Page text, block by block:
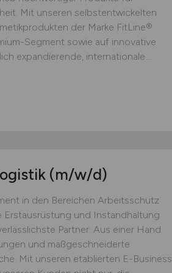
Mit unseren selbstentwickelten
der Marke FitLine®
Segment sowie auf innovative
expandierende, internationale...
(m/w/d)
in den Bereichen Arbeitsschutz
und Instandhaltung
Partner. Aus einer Hand
und maßgeschneiderte
Mit unseren etablierten E-Business